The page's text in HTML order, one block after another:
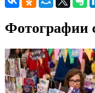
Фотографии